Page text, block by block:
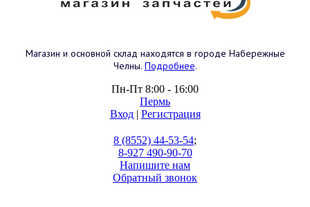
Магазин и основной склад находятся в городе Набережные
Челны. Подробнее.
Пн-Пт 8:00 - 16:00
Пермь
Вход| Регистрация
8 (8552) 44-53-54;
8-927 490-90-70
Напишите нам
Обратный звонок